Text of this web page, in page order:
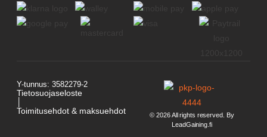
© 2026 All rights reserved. By
LeadGaining.fi
Y-tunnus: 3582279-2
Tietosuojaseloste
Toimitusehdot & maksuehdot